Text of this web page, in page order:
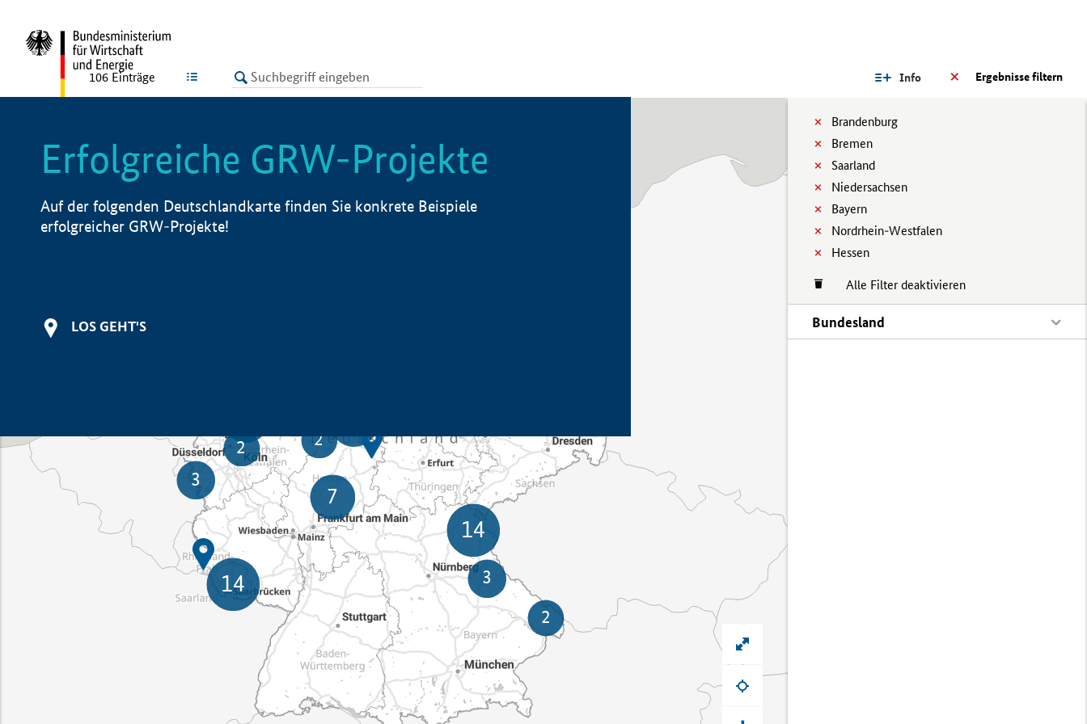
LISTE Ergebnisse filtern
Info
Brandenburg
Bremen
Saarland
Niedersachsen
Bayern
Nordrhein-Westfalen
Hessen
Alle Filter deaktivieren
Bundesland
106 Einträge
Erfolgreiche GRW-Projekte
Auf der folgenden Deutschlandkarte finden Sie konkrete Beispiele
erfolgreicher GRW-Projekte!
LOS GEHT'S